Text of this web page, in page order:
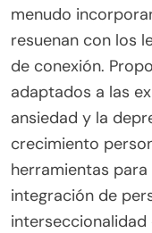
menudo
resuenan con los
de conexión.
adaptados a las
ansiedad y la
crecimiento
herramientas para
integración de